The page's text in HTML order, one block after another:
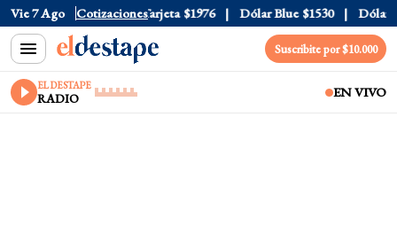
Vie 7 Ago Cotizaciones
$1520 Dólar Tarjeta $1976 Dólar Blue $1530 Dólar
Suscribite por $10.000
EL DESTAPE
RADIO EN VIVO